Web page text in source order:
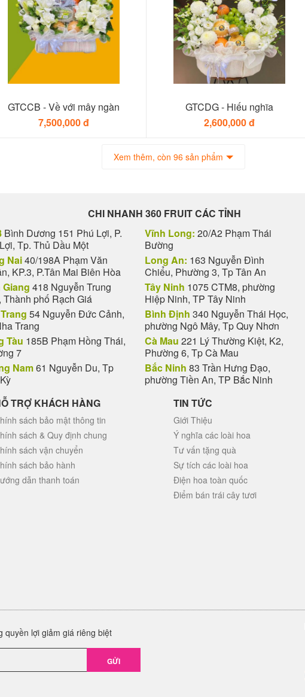
GTCCB - Về với mây ngàn
7,500,000 đ
GTCDG - Hiếu nghĩa
2,600,000 đ
Xem thêm, còn 96 sản phẩm
CHI NHANH 360 FRUIT CÁC TỈNH
Bình Dương 151 Phú Lợi, P.
Tp. Thủ Dầu Một
Nai40/198A Phạm Văn
KP.3, P.Tân Mai Biên Hòa
Giang 418 Nguyễn Trung
Thành phố Rạch Giá
54 Nguyễn Đức Cảnh,
Trang
Tàu 185B Phạm Hồng Thái,
7
Nam61 Nguyễn Du, Tp
Vĩnh Long: 20/A2 Phạm Thái
Bường
Long An: 163 Nguyễn Đình
Chiểu, Phường 3, Tp Tân An
Tây Ninh 1075 CTM8, phường
Hiệp Ninh, TP Tây Ninh
Bình Định 340 Nguyễn Thái Học,
phường Ngô Mây, Tp Quy Nhơn
Cà Mau 221 Lý Thường Kiệt, K2,
Phường 6, Tp Cà Mau
Bắc Ninh 83 Trần Hưng Đạo,
phường Tiền An, TP Bắc Ninh
TRỢ KHÁCH HÀNG
sách bảo mật thông tin
sách & Quy định chung
sách vận chuyển
sách bảo hành
dẫn thanh toán
TIN TỨC
Giới Thiệu
Ý nghĩa các loài hoa
Tư vấn tặng quà
Sự tích các loài hoa
Điện hoa toàn quốc
Điểm bán trái cây tươi
quyền lợi giảm giá riêng biệt
GỬI